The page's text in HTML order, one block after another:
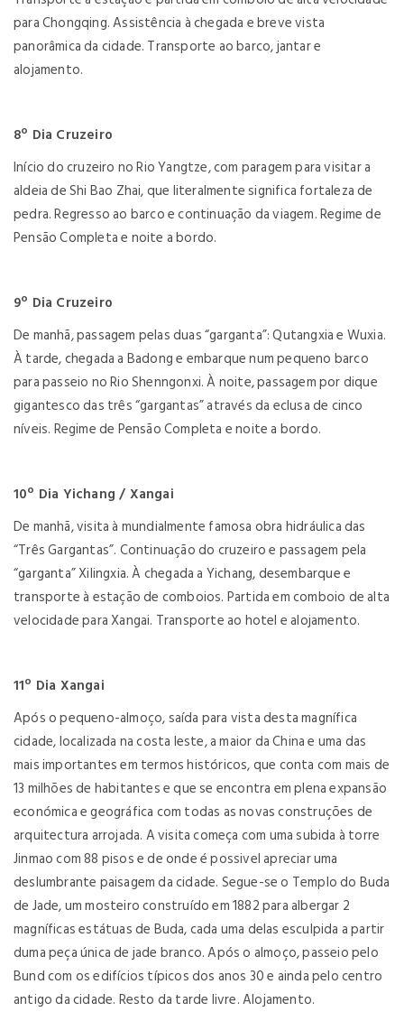
para Chongqing. Assistência à chegada e breve vista
panorâmica da cidade. Transporte ao barco, jantar e
alojamento.
8º Dia Cruzeiro
Início do cruzeiro no Rio Yangtze, com paragem para visitar a
aldeia de Shi Bao Zhai, que literalmente significa fortaleza de
pedra. Regresso ao barco e continuação da viagem. Regime de
Pensão Completa e noite a bordo.
9º Dia Cruzeiro
De manhã, passagem pelas duas “garganta”: Qutangxia e Wuxia.
À tarde, chegada a Badong e embarque num pequeno barco
para passeio no Rio Shenngonxi. À noite, passagem por dique
gigantesco das três “gargantas” através da eclusa de cinco
níveis. Regime de Pensão Completa e noite a bordo.
10º Dia Yichang / Xangai
De manhã, visita à mundialmente famosa obra hidráulica das
“Três Gargantas”. Continuação do cruzeiro e passagem pela
“garganta” Xilingxia. À chegada a Yichang, desembarque e
transporte à estação de comboios. Partida em comboio de alta
velocidade para Xangai. Transporte ao hotel e alojamento.
11º Dia Xangai
Após o pequeno-almoço, saída para vista desta magnífica
cidade, localizada na costa leste, a maior da China e uma das
mais importantes em termos históricos, que conta com mais de
13 milhões de habitantes e que se encontra em plena expansão
económica e geográfica com todas as novas construções de
arquitectura arrojada. A visita começa com uma subida à torre
Jinmao com 88 pisos e de onde é possivel apreciar uma
deslumbrante paisagem da cidade. Segue-se o Templo do Buda
de Jade, um mosteiro construído em 1882 para albergar 2
magníficas estátuas de Buda, cada uma delas esculpida a partir
duma peça única de jade branco. Após o almoço, passeio pelo
Bund com os edifícios típicos dos anos 30 e ainda pelo centro
antigo da cidade. Resto da tarde livre. Alojamento.